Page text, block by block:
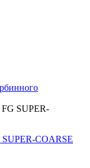
SUPER-